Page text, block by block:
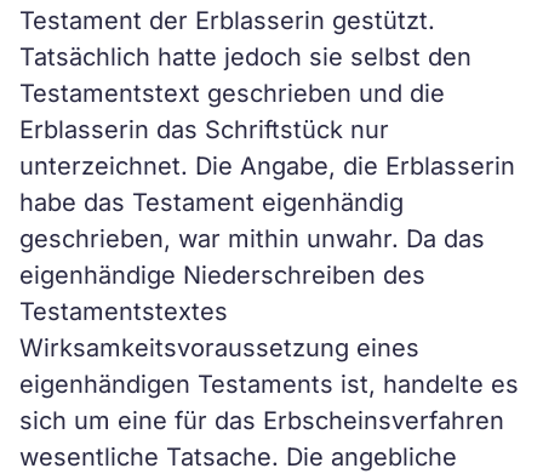
Testament der Erblasserin gestützt.
Tatsächlich hatte jedoch sie selbst den
Testamentstext geschrieben und die
Erblasserin das Schriftstück nur
unterzeichnet. Die Angabe, die Erblasserin
habe das Testament eigenhändig
geschrieben, war mithin unwahr. Da das
eigenhändige Niederschreiben des
Testamentstextes
Wirksamkeitsvoraussetzung eines
eigenhändigen Testaments ist, handelte es
sich um eine für das Erbscheinsverfahren
wesentliche Tatsache. Die angebliche